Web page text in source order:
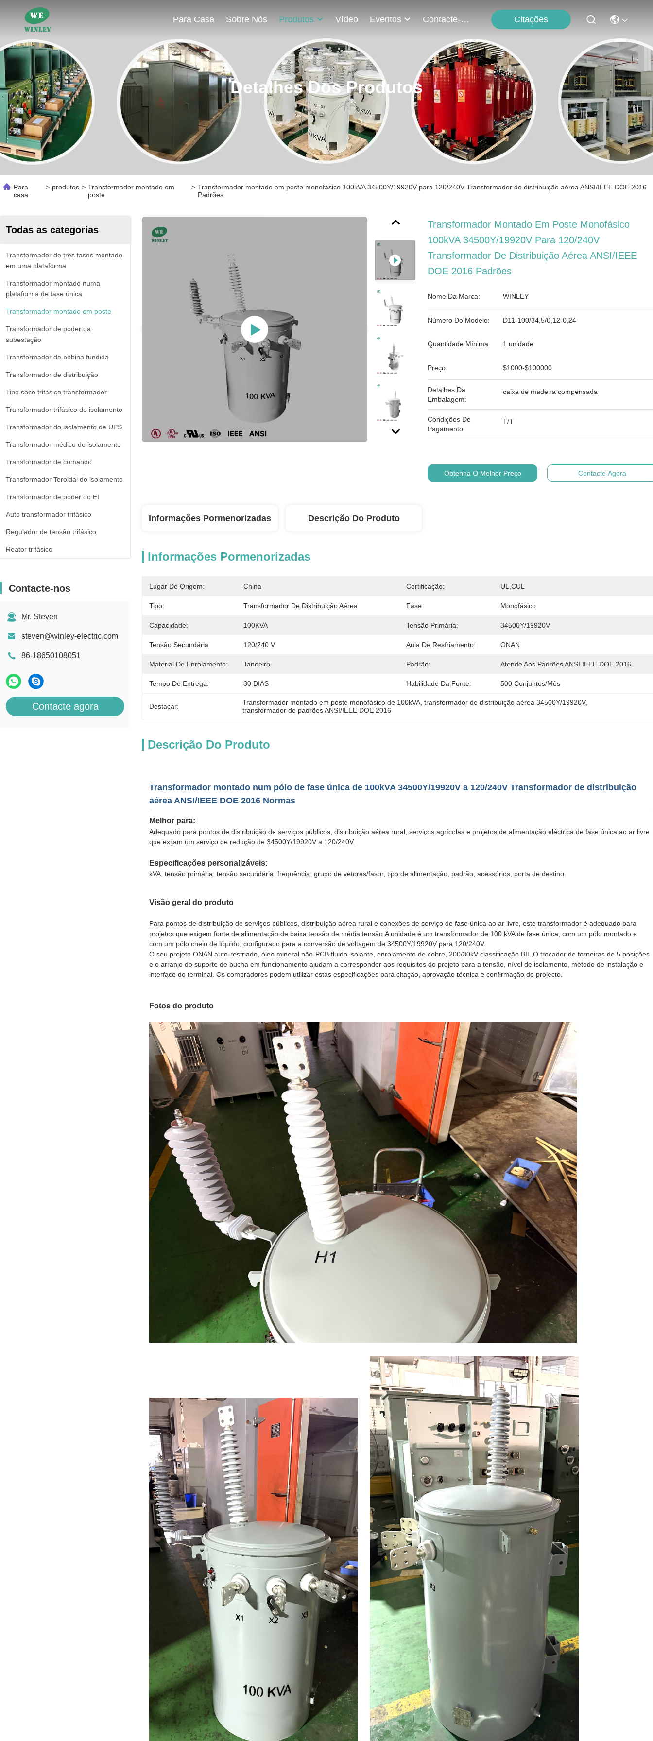
Para Casa Sobre Nós Produtos Vídeo Eventos Contacte-Nos Citações
Detalhes Dos Produtos
Para
casa
> produtos > Transformador montado em
poste
> Transformador montado em poste monofásico 100kVA 34500Y/19920V para 120/240V Transformador de distribuição aérea ANSI/IEEE DOE 2016
Padrões
Todas as categorias
Transformador de três fases montado
em uma plataforma
Transformador montado numa
plataforma de fase única
Transformador montado em poste
Transformador de poder da
subestação
Transformador de bobina fundida
Transformador de distribuição
Tipo seco trifásico transformador
Transformador trifásico do isolamento
Transformador do isolamento de UPS
Transformador médico do isolamento
Transformador de comando
Transformador Toroidal do isolamento
Transformador de poder do EI
Auto transformador trifásico
Regulador de tensão trifásico
Reator trifásico
Contacte-nos
Mr. Steven
steven@winley-electric.com
86-18650108051
Contacte agora
Transformador Montado Em Poste Monofásico
100kVA 34500Y/19920V Para 120/240V
Transformador De Distribuição Aérea ANSI/IEEE
DOE 2016 Padrões
Nome Da Marca: WINLEY
Número Do Modelo: D11-100/34,5/0,12-0,24
Quantidade Mínima: 1 unidade
Preço: $1000-$100000
Detalhes Da
Embalagem:
caixa de madeira compensada
Condições De
Pagamento:
T/T
Obtenha O Melhor Preço Contacte Agora
Informações Pormenorizadas Descrição Do Produto
Informações Pormenorizadas
Lugar De Origem: China Certificação: UL,cUL
Tipo: Transformador De Distribuição Aérea Fase: Monofásico
Capacidade: 100KVA Tensão Primária: 34500Y/19920V
Tensão Secundária: 120/240 V Aula De Resfriamento: ONAN
Material De Enrolamento: Tanoeiro Padrão: Atende Aos Padrões ANSI IEEE DOE 2016
Tempo De Entrega: 30 DIAS Habilidade Da Fonte: 500 Conjuntos/mês
Destacar: Transformador montado em poste monofásico de 100kVA , transformador de distribuição aérea 34500Y/19920V
transformador de padrões ANSI/IEEE DOE 2016
Descrição Do Produto
Transformador montado num pólo de fase única de 100kVA 34500Y/19920V a 120/240V Transformador de distribuição
aérea ANSI/IEEE DOE 2016 Normas
Melhor para:
Adequado para pontos de distribuição de serviços públicos, distribuição aérea rural, serviços agrícolas e projetos de alimentação eléctrica de fase única ao ar livre
que exijam um serviço de redução de 34500Y/19920V a 120/240V.
Especificações personalizáveis:
kVA, tensão primária, tensão secundária, frequência, grupo de vetores/fasor, tipo de alimentação, padrão, acessórios, porta de destino.
Visão geral do produto
Para pontos de distribuição de serviços públicos, distribuição aérea rural e conexões de serviço de fase única ao ar livre, este transformador é adequado para
projetos que exigem fonte de alimentação de baixa tensão de média tensão.A unidade é um transformador de 100 kVA de fase única, com um pólo montado e
com um pólo cheio de líquido, configurado para a conversão de voltagem de 34500Y/19920V para 120/240V.
O seu projeto ONAN auto-resfriado, óleo mineral não-PCB fluido isolante, enrolamento de cobre, 200/30kV classificação BIL,O trocador de torneiras de 5 posições
e o arranjo do suporte de bucha em funcionamento ajudam a corresponder aos requisitos do projeto para a tensão, nível de isolamento, método de instalação e
interface do terminal. Os compradores podem utilizar estas especificações para citação, aprovação técnica e confirmação do projecto.
Fotos do produto